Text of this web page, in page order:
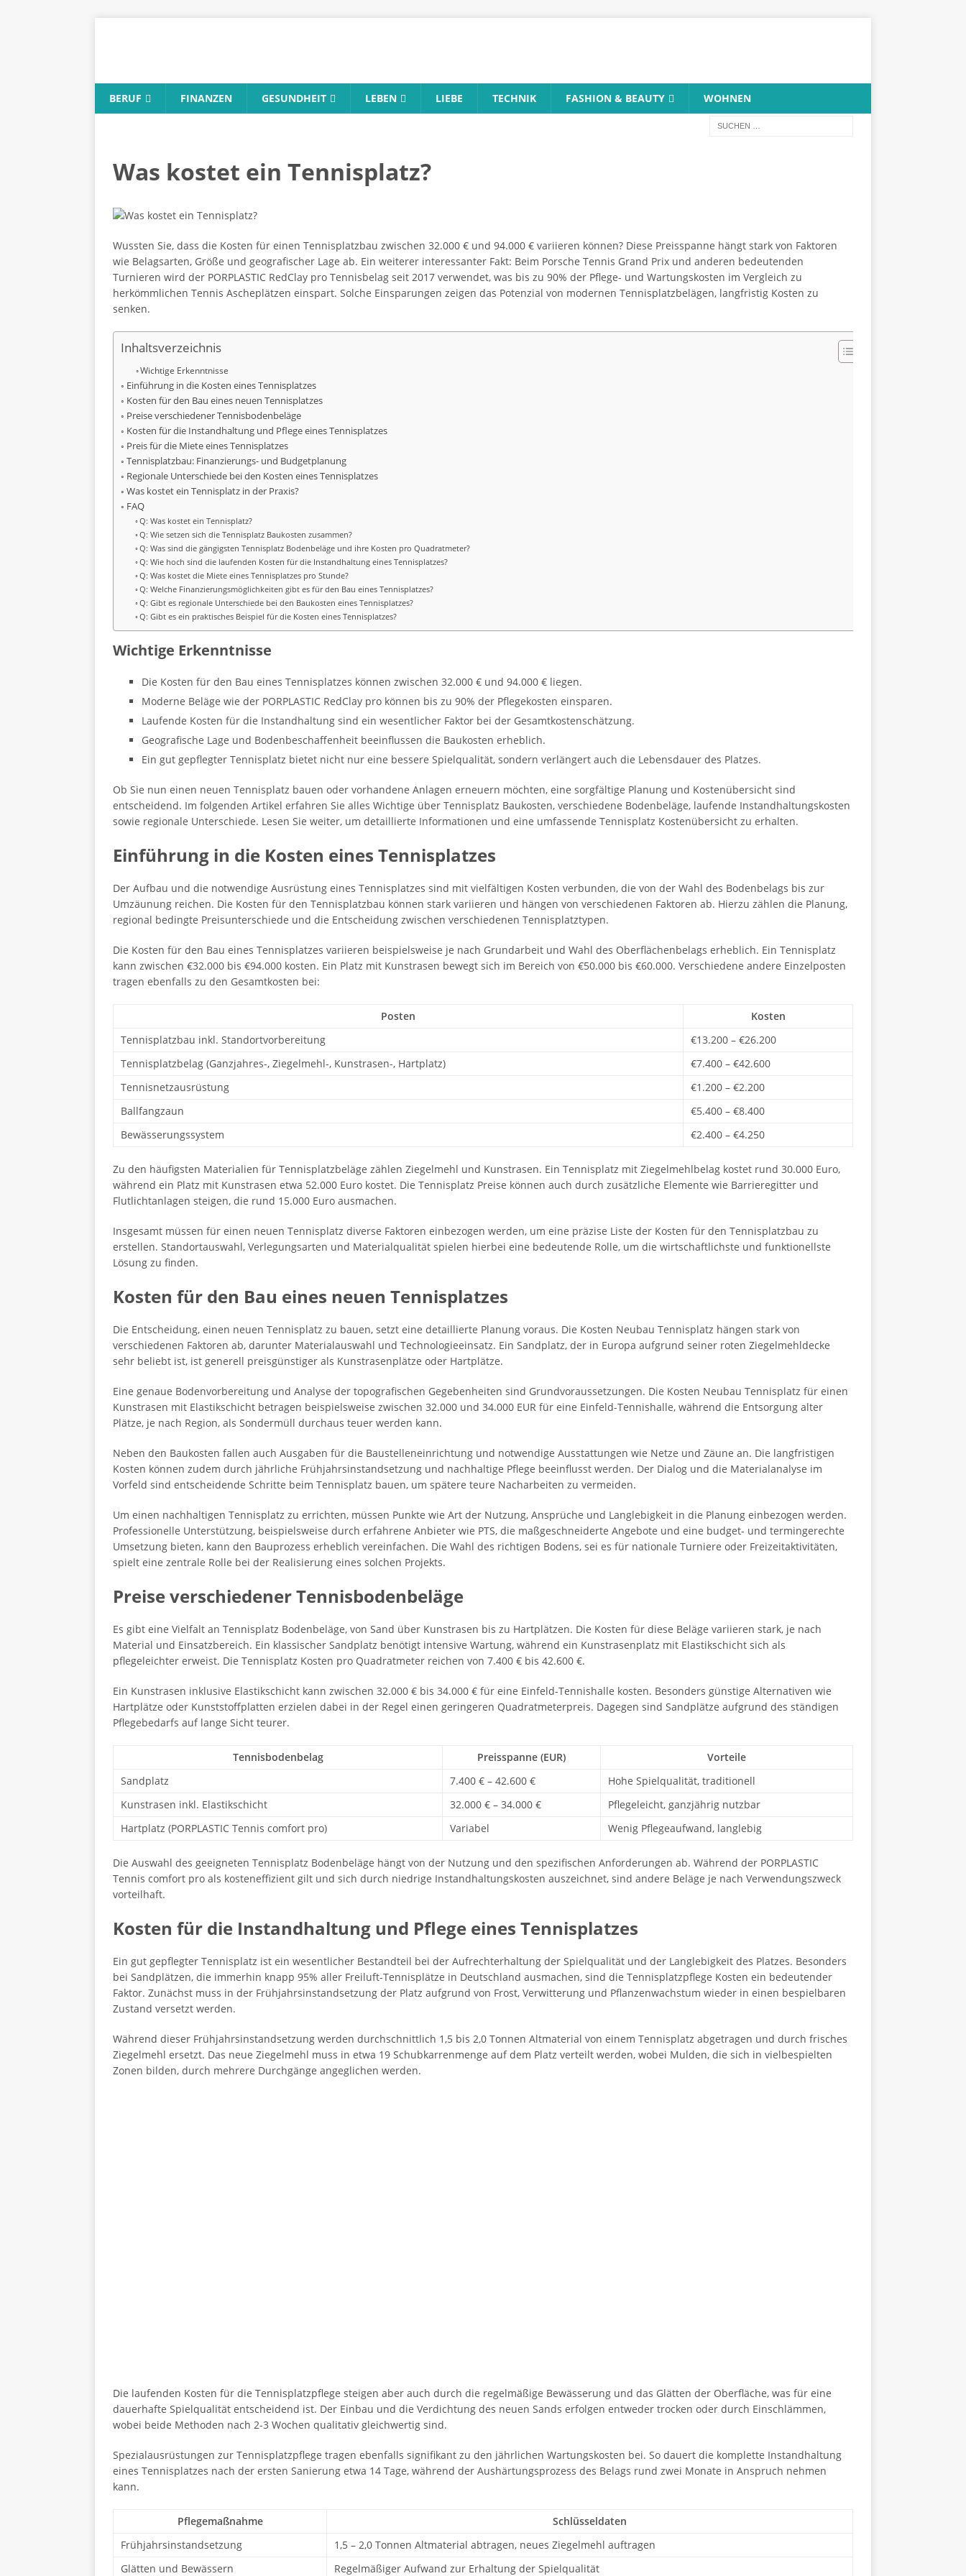
BERUF FINANZEN GESUNDHEIT LEBEN LIEBE TECHNIK FASHION & BEAUTY WOHNEN
Was kostet ein Tennisplatz?
Wussten Sie, dass die Kosten für einen Tennisplatzbau zwischen 32.000 € und 94.000 € variieren können? Diese Preisspanne hängt stark von Faktoren
wie Belagsarten, Größe und geografischer Lage ab. Ein weiterer interessanter Fakt: Beim Porsche Tennis Grand Prix und anderen bedeutenden
Turnieren wird der PORPLASTIC RedClay pro Tennisbelag seit 2017 verwendet, was bis zu 90% der Pflege- und Wartungskosten im Vergleich zu
herkömmlichen Tennis Ascheplätzen einspart. Solche Einsparungen zeigen das Potenzial von modernen Tennisplatzbelägen, langfristig Kosten zu
senken.
Inhaltsverzeichnis
Wichtige Erkenntnisse
Einführung in die Kosten eines Tennisplatzes
Kosten für den Bau eines neuen Tennisplatzes
Preise verschiedener Tennisbodenbeläge
Kosten für die Instandhaltung und Pflege eines Tennisplatzes
Preis für die Miete eines Tennisplatzes
Tennisplatzbau: Finanzierungs- und Budgetplanung
Regionale Unterschiede bei den Kosten eines Tennisplatzes
Was kostet ein Tennisplatz in der Praxis?
FAQ
Q: Was kostet ein Tennisplatz?
Q: Wie setzen sich die Tennisplatz Baukosten zusammen?
Q: Was sind die gängigsten Tennisplatz Bodenbeläge und ihre Kosten pro Quadratmeter?
Q: Wie hoch sind die laufenden Kosten für die Instandhaltung eines Tennisplatzes?
Q: Was kostet die Miete eines Tennisplatzes pro Stunde?
Q: Welche Finanzierungsmöglichkeiten gibt es für den Bau eines Tennisplatzes?
Q: Gibt es regionale Unterschiede bei den Baukosten eines Tennisplatzes?
Q: Gibt es ein praktisches Beispiel für die Kosten eines Tennisplatzes?
Wichtige Erkenntnisse
Die Kosten für den Bau eines Tennisplatzes können zwischen 32.000 € und 94.000 € liegen.
Moderne Beläge wie der PORPLASTIC RedClay pro können bis zu 90% der Pflegekosten einsparen.
Laufende Kosten für die Instandhaltung sind ein wesentlicher Faktor bei der Gesamtkostenschätzung.
Geografische Lage und Bodenbeschaffenheit beeinflussen die Baukosten erheblich.
Ein gut gepflegter Tennisplatz bietet nicht nur eine bessere Spielqualität, sondern verlängert auch die Lebensdauer des Platzes.
Ob Sie nun einen neuen Tennisplatz bauen oder vorhandene Anlagen erneuern möchten, eine sorgfältige Planung und Kostenübersicht sind
entscheidend. Im folgenden Artikel erfahren Sie alles Wichtige über Tennisplatz Baukosten, verschiedene Bodenbeläge, laufende Instandhaltungskosten
sowie regionale Unterschiede. Lesen Sie weiter, um detaillierte Informationen und eine umfassende Tennisplatz Kostenübersicht zu erhalten.
Einführung in die Kosten eines Tennisplatzes
Der Aufbau und die notwendige Ausrüstung eines Tennisplatzes sind mit vielfältigen Kosten verbunden, die von der Wahl des Bodenbelags bis zur
Umzäunung reichen. Die Kosten für den Tennisplatzbau können stark variieren und hängen von verschiedenen Faktoren ab. Hierzu zählen die Planung,
regional bedingte Preisunterschiede und die Entscheidung zwischen verschiedenen Tennisplatztypen.
Die Kosten für den Bau eines Tennisplatzes variieren beispielsweise je nach Grundarbeit und Wahl des Oberflächenbelags erheblich. Ein Tennisplatz
kann zwischen €32.000 bis €94.000 kosten. Ein Platz mit Kunstrasen bewegt sich im Bereich von €50.000 bis €60.000. Verschiedene andere Einzelposten
tragen ebenfalls zu den Gesamtkosten bei:
Posten
Kosten
Tennisplatzbau inkl. Standortvorbereitung
€13.200 – €26.200
Tennisplatzbelag (Ganzjahres-, Ziegelmehl-, Kunstrasen-, Hartplatz)
€7.400 – €42.600
Tennisnetzausrüstung
€1.200 – €2.200
Ballfangzaun
€5.400 – €8.400
Bewässerungssystem
€2.400 – €4.250
Zu den häufigsten Materialien für Tennisplatzbeläge zählen Ziegelmehl und Kunstrasen. Ein Tennisplatz mit Ziegelmehlbelag kostet rund 30.000 Euro,
während ein Platz mit Kunstrasen etwa 52.000 Euro kostet. Die Tennisplatz Preise können auch durch zusätzliche Elemente wie Barrieregitter und
Flutlichtanlagen steigen, die rund 15.000 Euro ausmachen.
Insgesamt müssen für einen neuen Tennisplatz diverse Faktoren einbezogen werden, um eine präzise Liste der Kosten für den Tennisplatzbau zu
erstellen. Standortauswahl, Verlegungsarten und Materialqualität spielen hierbei eine bedeutende Rolle, um die wirtschaftlichste und funktionellste
Lösung zu finden.
Kosten für den Bau eines neuen Tennisplatzes
Die Entscheidung, einen neuen Tennisplatz zu bauen, setzt eine detaillierte Planung voraus. Die Kosten Neubau Tennisplatz hängen stark von
verschiedenen Faktoren ab, darunter Materialauswahl und Technologieeinsatz. Ein Sandplatz, der in Europa aufgrund seiner roten Ziegelmehldecke
sehr beliebt ist, ist generell preisgünstiger als Kunstrasenplätze oder Hartplätze.
Eine genaue Bodenvorbereitung und Analyse der topografischen Gegebenheiten sind Grundvoraussetzungen. Die Kosten Neubau Tennisplatz für einen
Kunstrasen mit Elastikschicht betragen beispielsweise zwischen 32.000 und 34.000 EUR für eine Einfeld-Tennishalle, während die Entsorgung alter
Plätze, je nach Region, als Sondermüll durchaus teuer werden kann.
Neben den Baukosten fallen auch Ausgaben für die Baustelleneinrichtung und notwendige Ausstattungen wie Netze und Zäune an. Die langfristigen
Kosten können zudem durch jährliche Frühjahrsinstandsetzung und nachhaltige Pflege beeinflusst werden. Der Dialog und die Materialanalyse im
Vorfeld sind entscheidende Schritte beim Tennisplatz bauen, um spätere teure Nacharbeiten zu vermeiden.
Um einen nachhaltigen Tennisplatz zu errichten, müssen Punkte wie Art der Nutzung, Ansprüche und Langlebigkeit in die Planung einbezogen werden.
Professionelle Unterstützung, beispielsweise durch erfahrene Anbieter wie PTS, die maßgeschneiderte Angebote und eine budget- und termingerechte
Umsetzung bieten, kann den Bauprozess erheblich vereinfachen. Die Wahl des richtigen Bodens, sei es für nationale Turniere oder Freizeitaktivitäten,
spielt eine zentrale Rolle bei der Realisierung eines solchen Projekts.
Preise verschiedener Tennisbodenbeläge
Es gibt eine Vielfalt an Tennisplatz Bodenbeläge, von Sand über Kunstrasen bis zu Hartplätzen. Die Kosten für diese Beläge variieren stark, je nach
Material und Einsatzbereich. Ein klassischer Sandplatz benötigt intensive Wartung, während ein Kunstrasenplatz mit Elastikschicht sich als
pflegeleichter erweist. Die Tennisplatz Kosten pro Quadratmeter reichen von 7.400 € bis 42.600 €.
Ein Kunstrasen inklusive Elastikschicht kann zwischen 32.000 € bis 34.000 € für eine Einfeld-Tennishalle kosten. Besonders günstige Alternativen wie
Hartplätze oder Kunststoffplatten erzielen dabei in der Regel einen geringeren Quadratmeterpreis. Dagegen sind Sandplätze aufgrund des ständigen
Pflegebedarfs auf lange Sicht teurer.
Tennisbodenbelag Preisspanne (EUR)
Vorteile
Sandplatz
7.400 € – 42.600 €
Hohe Spielqualität, traditionell
Kunstrasen inkl. Elastikschicht
32.000 € – 34.000 €
Pflegeleicht, ganzjährig nutzbar
Hartplatz (PORPLASTIC Tennis comfort pro)
Variabel Wenig Pflegeaufwand, langlebig
Die Auswahl des geeigneten Tennisplatz Bodenbeläge hängt von der Nutzung und den spezifischen Anforderungen ab. Während der PORPLASTIC
Tennis comfort pro als kosteneffizient gilt und sich durch niedrige Instandhaltungskosten auszeichnet, sind andere Beläge je nach Verwendungszweck
vorteilhaft.
Kosten für die Instandhaltung und Pflege eines Tennisplatzes
Ein gut gepflegter Tennisplatz ist ein wesentlicher Bestandteil bei der Aufrechterhaltung der Spielqualität und der Langlebigkeit des Platzes. Besonders
bei Sandplätzen, die immerhin knapp 95% aller Freiluft-Tennisplätze in Deutschland ausmachen, sind die Tennisplatzpflege Kosten ein bedeutender
Faktor. Zunächst muss in der Frühjahrsinstandsetzung der Platz aufgrund von Frost, Verwitterung und Pflanzenwachstum wieder in einen bespielbaren
Zustand versetzt werden.
Während dieser Frühjahrsinstandsetzung werden durchschnittlich 1,5 bis 2,0 Tonnen Altmaterial von einem Tennisplatz abgetragen und durch frisches
Ziegelmehl ersetzt. Das neue Ziegelmehl muss in etwa 19 Schubkarrenmenge auf dem Platz verteilt werden, wobei Mulden, die sich in vielbespielten
Zonen bilden, durch mehrere Durchgänge angeglichen werden.
Die laufenden Kosten für die Tennisplatzpflege steigen aber auch durch die regelmäßige Bewässerung und das Glätten der Oberfläche, was für eine
dauerhafte Spielqualität entscheidend ist. Der Einbau und die Verdichtung des neuen Sands erfolgen entweder trocken oder durch Einschlämmen,
wobei beide Methoden nach 2-3 Wochen qualitativ gleichwertig sind.
Spezialausrüstungen zur Tennisplatzpflege tragen ebenfalls signifikant zu den jährlichen Wartungskosten bei. So dauert die komplette Instandhaltung
eines Tennisplatzes nach der ersten Sanierung etwa 14 Tage, während der Aushärtungsprozess des Belags rund zwei Monate in Anspruch nehmen
kann.
Pflegemaßnahme
Schlüsseldaten
Frühjahrsinstandsetzung
1,5 – 2,0 Tonnen Altmaterial abtragen, neues Ziegelmehl auftragen
Glätten und Bewässern
Regelmäßiger Aufwand zur Erhaltung der Spielqualität